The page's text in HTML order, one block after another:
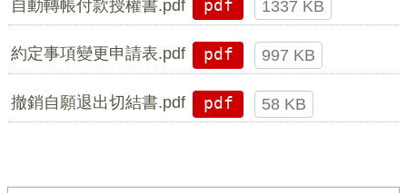
自動轉帳付款授權書.pdf pdf 1337 KB
約定事項變更申請表.pdf pdf 997 KB
撤銷自願退出切結書.pdf pdf 58 KB